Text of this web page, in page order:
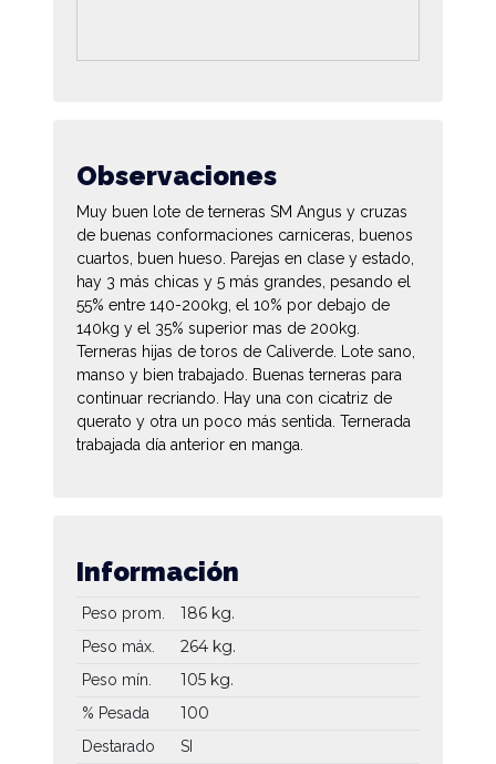
Observaciones
Muy buen lote de terneras SM Angus y cruzas
de buenas conformaciones carniceras, buenos
cuartos, buen hueso. Parejas en clase y estado,
hay 3 más chicas y 5 más grandes, pesando el
55% entre 140-200kg, el 10% por debajo de
140kg y el 35% superior mas de 200kg.
Terneras hijas de toros de Caliverde. Lote sano,
manso y bien trabajado. Buenas terneras para
continuar recriando. Hay una con cicatriz de
querato y otra un poco más sentida. Ternerada
trabajada día anterior en manga.
Información
Peso prom. 186 kg.
Peso máx. 264 kg.
Peso mín. 105 kg.
% Pesada 100
Destarado SI